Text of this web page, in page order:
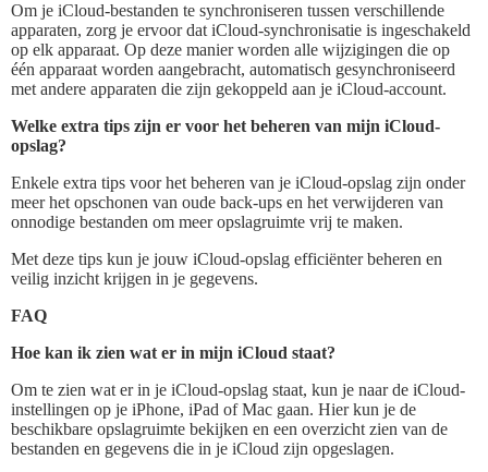
Om je iCloud-bestanden te synchroniseren tussen verschillende
apparaten, zorg je ervoor dat iCloud-synchronisatie is ingeschakeld
op elk apparaat. Op deze manier worden alle wijzigingen die op
één apparaat worden aangebracht, automatisch gesynchroniseerd
met andere apparaten die zijn gekoppeld aan je iCloud-account.
Welke extra tips zijn er voor het beheren van mijn iCloud-
opslag?
Enkele extra tips voor het beheren van je iCloud-opslag zijn onder
meer het opschonen van oude back-ups en het verwijderen van
onnodige bestanden om meer opslagruimte vrij te maken.
Met deze tips kun je jouw iCloud-opslag efficiënter beheren en
veilig inzicht krijgen in je gegevens.
FAQ
Hoe kan ik zien wat er in mijn iCloud staat?
Om te zien wat er in je iCloud-opslag staat, kun je naar de iCloud-
instellingen op je iPhone, iPad of Mac gaan. Hier kun je de
beschikbare opslagruimte bekijken en een overzicht zien van de
bestanden en gegevens die in je iCloud zijn opgeslagen.